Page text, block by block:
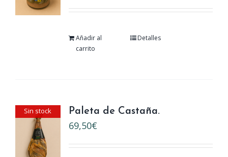
Añadir al
carrito
Detalles
Sin stock Paleta de Castaña.
69,50€